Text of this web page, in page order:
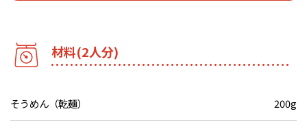
材料(2人分)
そうめん（乾麺） 200g